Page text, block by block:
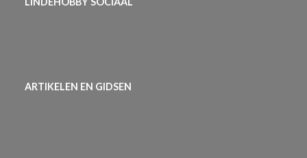
ARTIKELEN EN GIDSEN